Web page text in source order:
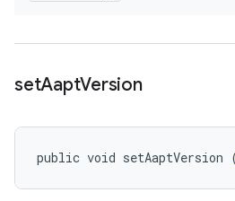
setAaptVersion
public void setAaptVersion